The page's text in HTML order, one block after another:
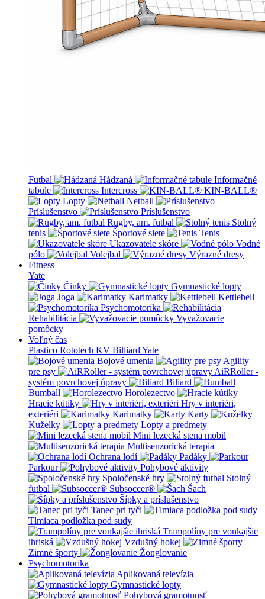
Futbal Hádzaná
Informačné
tabule
Intercross
KIN-BALL®
Lopty
Netball
Príslušenstvo
Príslušenstvo
Rugby, am. futbal
Stolný
tenis
Športové siete
Tenis
Ukazovatele skóre
Vodné
pólo
Volejbal
Výrazné dresy
Fitness
Yate
Činky
Gymnastické lopty
Joga
Karimatky
Kettlebell
Psychomotorika
Rehabilitácia
Vyvažovacie
pomôcky
Voľný čas
Plastico Rototech KV Billiard Yate
Bojové umenia
Agility
pre psy
AiRRoller -
systém povrchovej úpravy
Biliard
Bumball
Horolezectvo
Hracie kútiky
Hry v interiéri,
exteriéri
Karimatky
Karty
Kuželky
Lopty a predmety
Mini lezecká stena mobil
Multisenzorická terapia
Ochrana lodí
Padáky
Parkour
Pohybové aktivity
Spoločenské hry
Stolný
futbal
Subsoccer®
Šach
Šípky a príslušenstvo
Tanec pri tyči
Tlmiaca podložka pod sudy
Trampolíny pre vonkajšie
ihriská
Vzdušný hokej
Zimné športy
Žonglovanie
Psychomotorika
Aplikovaná televízia
Gymnastické lopty
Pohybová gramotnosť